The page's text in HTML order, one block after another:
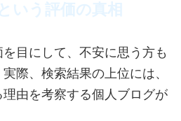
いう評価の真相
目にして、不安に思う方も
際、検索結果の上位には、
由を考察する個人ブログが